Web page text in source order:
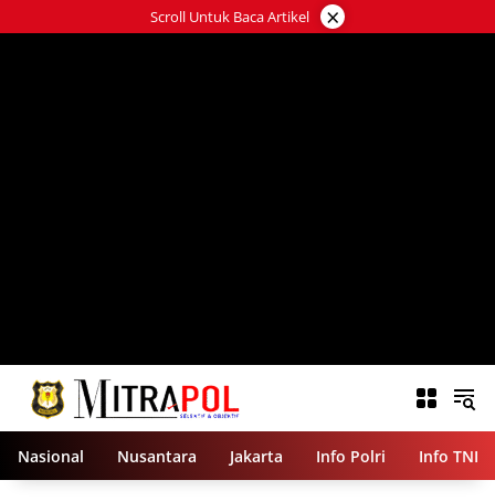
ke
Scroll Untuk Baca Artikel ×
Nasional Nusantara Jakarta Info Polri Info TNI